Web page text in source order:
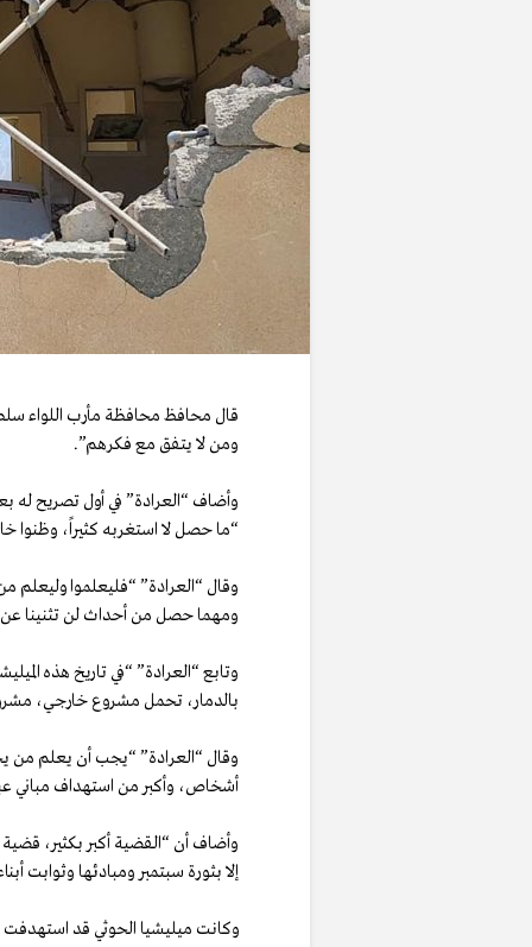
قال محافظ محافظة مأرب اللواء
ومن لا يتفق مع فكرهم”.
وأضاف “العرادة” في أول تصريح له
“ما حصل لا استغربه كثيراً، وظنوا
وقال “العرادة” “فليعلموا وليعلم
ومهما حصل من أحداث لن تثنينا عن
وتابع “العرادة” “في تاريخ هذه
بالدمار، تحمل مشروع خارجي،
وقال “العرادة” “يجب أن يعلم من
أشخاص، وأكبر من استهداف مباني
وأضاف أن “القضية أكبر بكثير،
إلا بثورة سبتمبر ومبادئها وثوابت
وكانت ميليشيا الحوثي قد